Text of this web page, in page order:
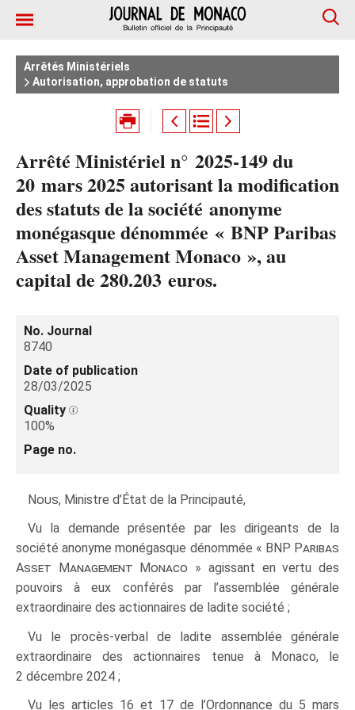
Arrêtés Ministériels
Autorisation, approbation de statuts
Arrêté Ministériel n° 2025‑149 du
20 mars 2025 autorisant la modification
des statuts de la société anonyme
monégasque dénommée « BNP Paribas
Asset Management Monaco », au
capital de 280.203 euros.
No. Journal
8740
Date of publication
28/03/2025
Quality
100%
Page no.
Nous, Ministre d’État de la Principauté,
Vu la demande présentée par les dirigeants de la
société anonyme monégasque dénommée « BNP Paribas
Asset Management Monaco » agissant en vertu des
pouvoirs à eux conférés par l’assemblée générale
extraordinaire des actionnaires de ladite société ;
Vu le procès-verbal de ladite assemblée générale
extraordinaire des actionnaires tenue à Monaco, le
2 décembre 2024 ;
Vu les articles 16 et 17 de l’Ordonnance du 5 mars